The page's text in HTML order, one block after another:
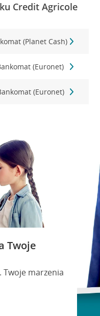
Credit Agricole
(Planet Cash)
(Euronet)
(Euronet)
Twoje
Twoje marzenia